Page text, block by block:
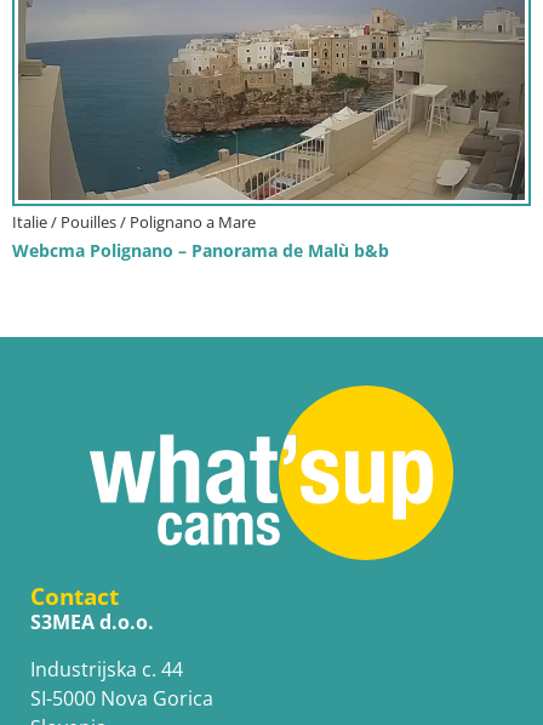
Italie / Pouilles / Polignano a Mare
Webcma Polignano – Panorama de Malù b&b
Contact
S3MEA d.o.o.
Industrijska c. 44
SI-5000 Nova Gorica